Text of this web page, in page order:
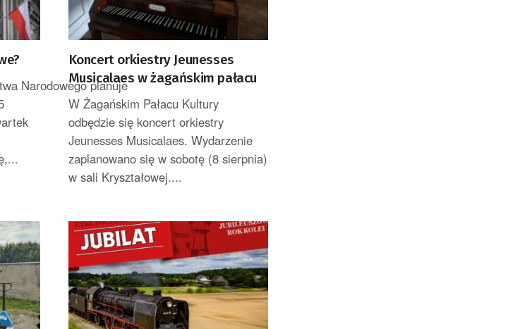
Narodowego planuje
Koncert orkiestry Jeunesses
Musicalaes w żagańskim pałacu
W Żagańskim Pałacu Kultury
odbędzie się koncert orkiestry
Jeunesses Musicalaes. Wydarzenie
zaplanowano się w sobotę (8 sierpnia)
w sali Kryształowej....